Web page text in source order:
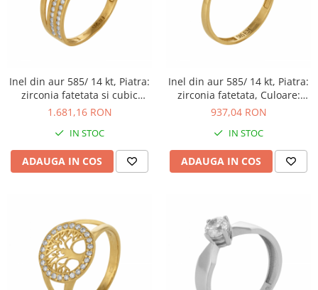
ACE DE CRAVATA
BRATARI PENTRU PICIOR
BUTONI
LANTURI TIP ROZARIU
Inel din aur 585/ 14 kt, Piatra:
zirconia fatetata si cubic
zirconia, Culoare:
1.681,16 RON
IN STOC
ADAUGA IN COS
Inel din aur 585/ 14 kt, Piatra:
zirconia fatetata, Culoare:
transparenta
937,04 RON
IN STOC
ADAUGA IN COS